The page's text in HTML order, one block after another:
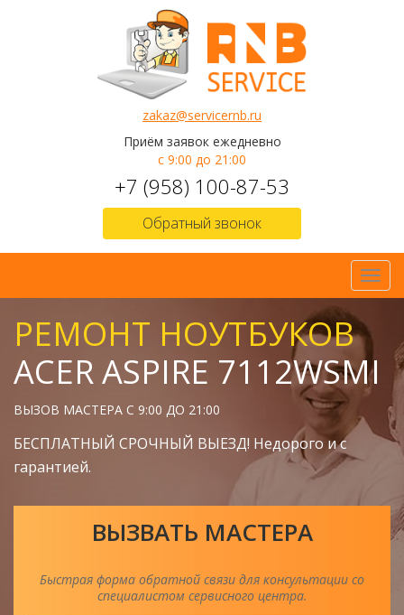
zakaz@servicernb.ru
Приём заявок ежедневно
с 9:00 до 21:00
+7 (958) 100-87-53
Обратный звонок
РЕМОНТ НОУТБУКОВ
ACER ASPIRE 7112WSMI
ВЫЗОВ МАСТЕРА С 9:00 ДО 21:00
БЕСПЛАТНЫЙ СРОЧНЫЙ ВЫЕЗД! Недорого и с
гарантией.
ВЫЗВАТЬ МАСТЕРА
Быстрая форма обратной связи для консультации со
специалистом сервисного центра.